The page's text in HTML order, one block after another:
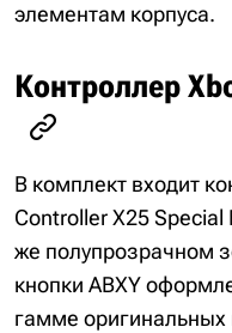
элементам корпуса.
Контроллер
В комплект входит
Controller X25
же полупрозрачном
кнопки ABXY
гамме оригинальных